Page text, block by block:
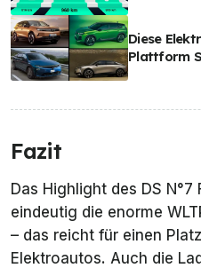
Diese
Plattform
Fazit
Das Highlight des DS N°7
eindeutig die enorme
– das reicht für einen
Elektroautos. Auch die